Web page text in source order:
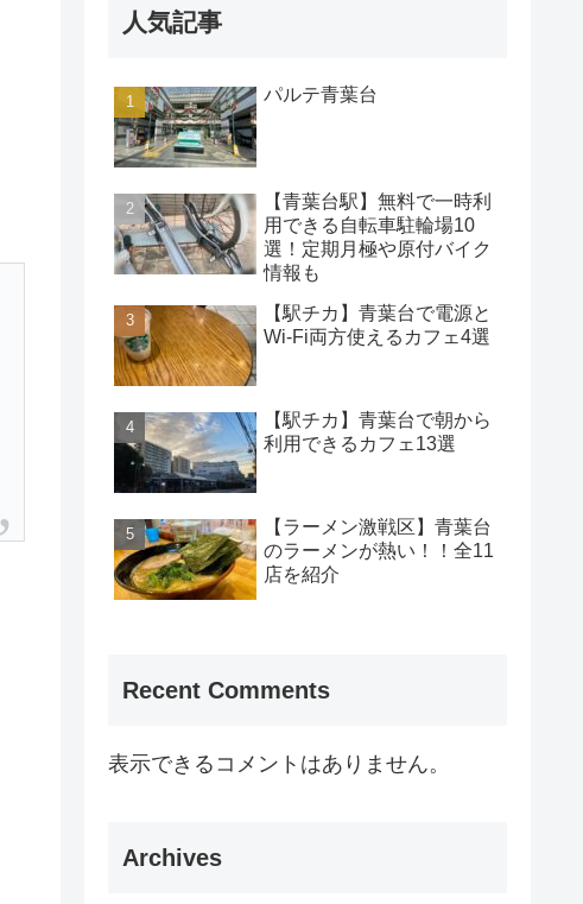
人気記事
パルテ青葉台
【青葉台駅】無料で一時利
用できる自転車駐輪場10
選！定期月極や原付バイク
情報も
【駅チカ】青葉台で電源と
Wi-Fi両方使えるカフェ4選
【駅チカ】青葉台で朝から
利用できるカフェ13選
【ラーメン激戦区】青葉台
のラーメンが熱い！！全11
店を紹介
Recent Comments
表示できるコメントはありません。
Archives